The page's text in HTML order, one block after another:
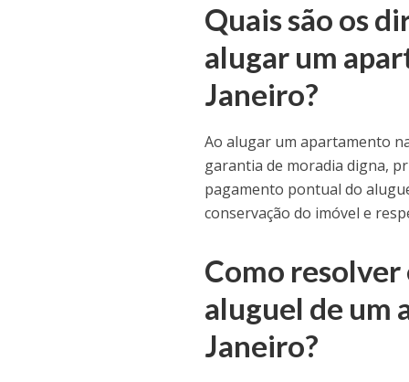
Quais são os
alugar um
Janeiro?
Ao alugar um apartamento
garantia de moradia digna,
pagamento pontual do
conservação do imóvel e
Como
aluguel de um
Janeiro?